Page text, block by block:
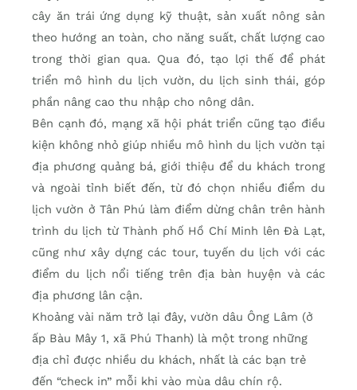
cây ăn trái ứng dụng kỹ thuật, sản xuất nông sản
theo hướng an toàn, cho năng suất, chất lượng cao
trong thời gian qua. Qua đó, tạo lợi thế để phát
triển mô hình du lịch vườn, du lịch sinh thái, góp
phần nâng cao thu nhập cho nông dân.
Bên cạnh đó, mạng xã hội phát triển cũng tạo điều
kiện không nhỏ giúp nhiều mô hình du lịch vườn tại
địa phương quảng bá, giới thiệu để du khách trong
và ngoài tỉnh biết đến, từ đó chọn nhiều điểm du
lịch vườn ở Tân Phú làm điểm dừng chân trên hành
trình du lịch từ Thành phố Hồ Chí Minh lên Đà Lạt,
cũng như xây dựng các tour, tuyến du lịch với các
điểm du lịch nổi tiếng trên địa bàn huyện và các
địa phương lân cận.
Khoảng vài năm trở lại đây, vườn dâu Ông Lâm (ở
ấp Bàu Mây 1, xã Phú Thanh) là một trong những
địa chỉ được nhiều du khách, nhất là các bạn trẻ
đến “check in” mỗi khi vào mùa dâu chín rộ.